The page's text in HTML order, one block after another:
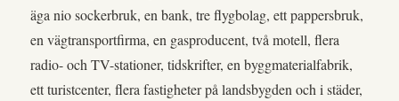
äga nio sockerbruk, en bank, tre flygbolag, ett pappersbruk,
en vägtransportfirma, en gasproducent, två motell, flera
radio- och TV-stationer, tidskrifter, en byggmaterialfabrik,
ett turistcenter, flera fastigheter på landsbygden och i städer,